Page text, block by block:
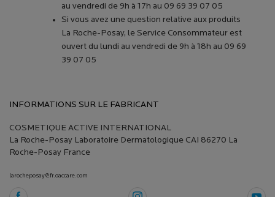
au vendredi de 9h à 17h au 09 69 39 07 05
Si vous avez une question relative aux produits
La Roche-Posay, le Service Consommateur est
ouvert du lundi au vendredi de 9h à 18h au 09 69
39 07 05
INFORMATIONS SUR LE FABRICANT
COSMETIQUE ACTIVE INTERNATIONAL
La Roche-Posay Laboratoire Dermatologique CAI 86270 La
Roche-Posay France
larocheposay@fr.oaccare.com